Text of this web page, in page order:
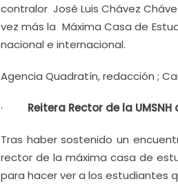
contralor José Luis Chávez
vez más la Máxima Casa de
nacional e internacional.
Agencia Quadratín, redacción ;
· Reitera Rector de la
Tras haber sostenido un
rector de la máxima casa de
para hacer ver a los estudiantes